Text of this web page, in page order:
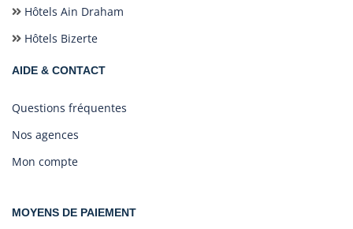
Hôtels Ain Draham
Hôtels Bizerte
AIDE & CONTACT
Questions fréquentes
Nos agences
Mon compte
MOYENS DE PAIEMENT